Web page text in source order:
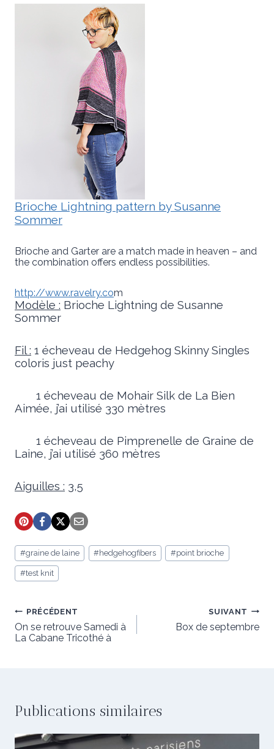
Brioche Lightning pattern by Susanne
Sommer
Brioche and Garter are a match made in heaven – and
the combination offers endless possibilities.
http://www.ravelry.com
Modèle : Brioche Lightning de Susanne
Sommer
Fil : 1 écheveau de Hedgehog Skinny Singles
coloris just peachy
1 écheveau de Mohair Silk de La Bien
Aimée, j’ai utilisé 330 mètres
1 écheveau de Pimprenelle de Graine de
Laine, j’ai utilisé 360 mètres
Aiguilles : 3,5
Étiquettes
de
la
publication :
#graine de laine #hedgehogfibers #point brioche
#test knit
Navigation
de
l’article
PRÉCÉDENT
On se retrouve Samedi à
La Cabane Tricothé à
SUIVANT
Box de septembre
Publications similaires